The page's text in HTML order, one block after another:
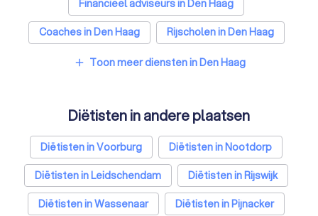
Financieel adviseurs in Den Haag
Coaches in Den Haag
Rijscholen in Den Haag
Relatietherapeuten in Den Haag
Belastingadviseurs in Den Haag
Hypotheekadviseurs in Den Haag
Personal trainers in Den Haag
add Toon meer diensten in Den Haag
Diëtisten in andere plaatsen
Diëtisten in Voorburg
Diëtisten in Nootdorp
Diëtisten in Leidschendam
Diëtisten in Rijswijk
Diëtisten in Wassenaar
Diëtisten in Pijnacker